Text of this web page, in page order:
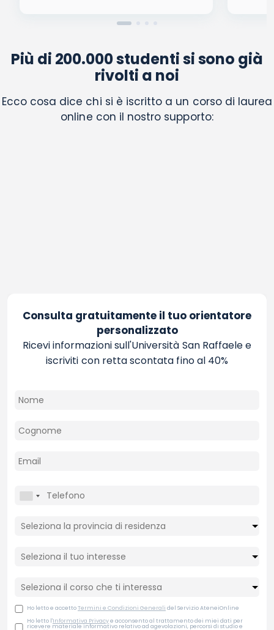
Più di 200.000 studenti si sono già
rivolti a noi
Ecco cosa dice chi si è iscritto a un corso di laurea
online con il nostro supporto:
Consulta gratuitamente il tuo orientatore
personalizzato
Ricevi informazioni sull'Università San Raffaele e
iscriviti con retta scontata fino al 40%
Ho letto e accettoTermini e Condizioni Generali del Servizio AteneiOnline
Ho letto l'Informativa Privacye acconsento al trattamento dei miei dati per
ricevere materiale informativo relativo ad agevolazioni, percorsi di studio e